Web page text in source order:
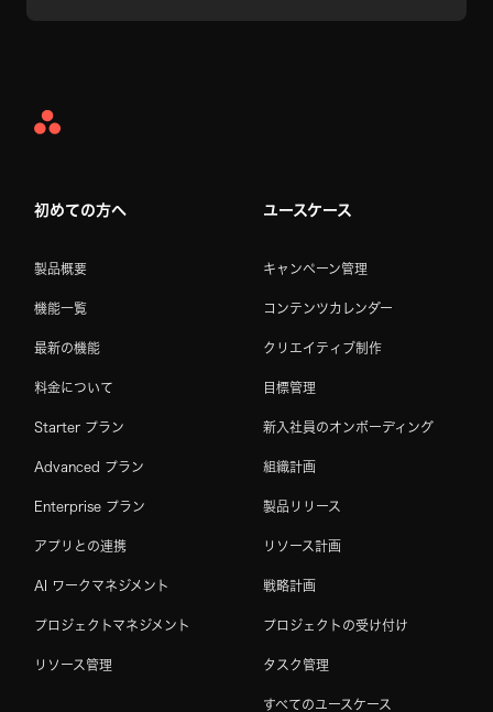
Asana
初めての方へ
製品概要
機能一覧
最新の機能
料金について
Starter プラン
Advanced プラン
Enterprise プラン
アプリとの連携
AI ワークマネジメント
プロジェクトマネジメント
リソース管理
ユースケース
キャンペーン管理
コンテンツカレンダー
クリエイティブ制作
目標管理
新入社員のオンボーディング
組織計画
製品リリース
リソース計画
戦略計画
プロジェクトの受け付け
タスク管理
すべてのユースケース